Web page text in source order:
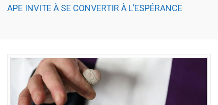
APE INVITE À SE CONVERTIR À L’ESPÉRANCE